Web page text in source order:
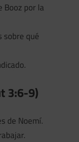
Booz por la
sobre qué
3:6-9)
de Noemí.